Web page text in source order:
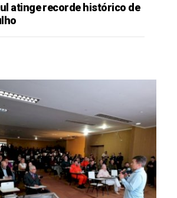
atinge recorde histórico de